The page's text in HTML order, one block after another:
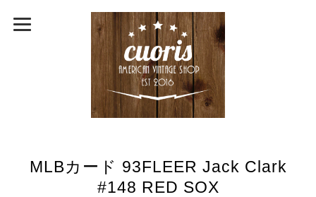
MLBカード 93FLEER Jack Clark
#148 RED SOX